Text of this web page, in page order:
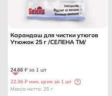
Карандаш для чистки утюгов
Утюжок 25 г /СЕЛЕНА ТМ/
24.66 ₽ за 1 шт
22.36 ₽ мин. цена за 1 шт
Масса нетто: 25 г